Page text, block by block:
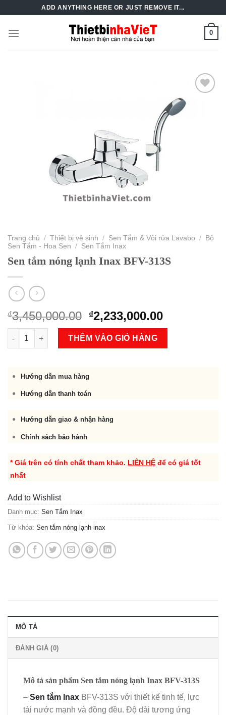
content
ADD ANYTHING HERE OR JUST REMOVE IT...
0
Trang chủ / Thiết bị vệ sinh / Sen Tắm & Vòi rửa Lavabo / Bộ
Sen Tắm - Hoa Sen
/ Sen Tắm Inax
Sen tắm nóng lạnh Inax BFV-313S
₫3,450,000.00 Original
price
was:
₫3,450,000.00.
₫2,233,000.00Current
price
Sen tắm nóng lạnh Inax BFV-313S số lượng
THÊM VÀO GIỎ HÀNG
Hướng dẫn mua hàng
Hướng dẫn thanh toán
Hướng dẫn giao & nhận hàng
Chính sách bảo hành
* Giá trên có tính chất tham khảo. LIÊN HỆ để có giá tốt
nhất
Add to Wishlist
Danh mục: Sen Tắm Inax
Từ khóa: Sen tắm nóng lạnh inax
MÔ TẢ
ĐÁNH GIÁ (0)
Mô tả sản phẩm Sen tắm nóng lạnh Inax BFV-313S
– Sen tắm Inax BFV-313S với thiết kế tinh tế, lực
tải nước mạnh và đồng đều. Độ dài tương ứng